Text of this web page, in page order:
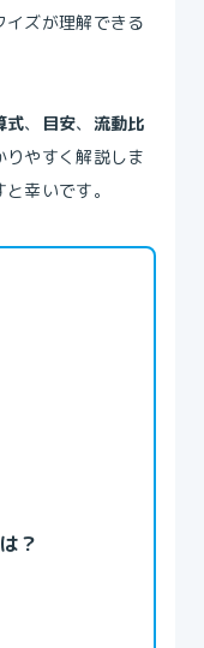
ズが理解できる
式、 目安、 流動比
りやすく解説しま
幸いです。
？